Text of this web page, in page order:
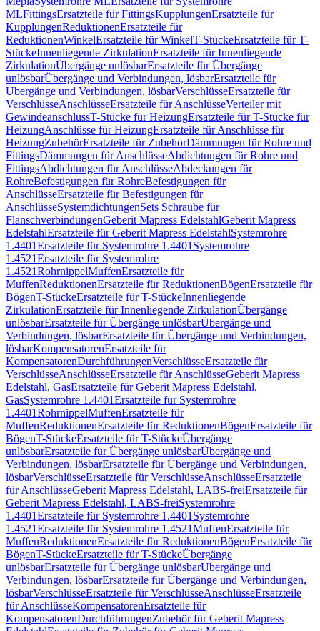
MLFittingsErsatzteile für FittingsKupplungenErsatzteile für
KupplungenReduktionenErsatzteile für
ReduktionenWinkelErsatzteile für WinkelT-StückeErsatzteile für T-
StückeInnenliegende ZirkulationErsatzteile für Innenliegende
ZirkulationÜbergänge unlösbarErsatzteile für Übergänge
unlösbarÜbergänge und Verbindungen, lösbarErsatzteile für
Übergänge und Verbindungen, lösbarVerschlüsseErsatzteile für
VerschlüsseAnschlüsseErsatzteile für AnschlüsseVerteiler mit
GewindeanschlussT-Stücke für HeizungErsatzteile für T-Stücke für
HeizungAnschlüsse für HeizungErsatzteile für Anschlüsse für
HeizungZubehörErsatzteile für ZubehörDämmungen für Rohre und
FittingsDämmungen für AnschlüsseAbdichtungen für Rohre und
FittingsAbdichtungen für AnschlüsseAbdeckungen für
RohreBefestigungen für RohreBefestigungen für
AnschlüsseErsatzteile für Befestigungen für
AnschlüsseSystemdichtungenSets Schraube für
FlanschverbindungenGeberit Mapress EdelstahlGeberit Mapress
EdelstahlErsatzteile für Geberit Mapress EdelstahlSystemrohre
1.4401Ersatzteile für Systemrohre 1.4401 Systemrohre
1.4521Ersatzteile für Systemrohre
1.4521RohrnippelMuffenErsatzteile für
MuffenReduktionenErsatzteile für ReduktionenBögenErsatzteile für
BögenT-StückeErsatzteile für T-StückeInnenliegende
ZirkulationErsatzteile für Innenliegende ZirkulationÜbergänge
unlösbarErsatzteile für Übergänge unlösbarÜbergänge und
Verbindungen, lösbarErsatzteile für Übergänge und Verbindungen,
lösbarKompensatorenErsatzteile für
KompensatorenDurchführungenVerschlüsseErsatzteile für
VerschlüsseAnschlüsseErsatzteile für AnschlüsseGeberit Mapress
Edelstahl, GasErsatzteile für Geberit Mapress Edelstahl,
GasSystemrohre 1.4401Ersatzteile für Systemrohre
1.4401RohrnippelMuffenErsatzteile für
MuffenReduktionenErsatzteile für ReduktionenBögenErsatzteile für
BögenT-StückeErsatzteile für T-StückeÜbergänge
unlösbarErsatzteile für Übergänge unlösbarÜbergänge und
Verbindungen, lösbarErsatzteile für Übergänge und Verbindungen,
lösbarVerschlüsseErsatzteile für VerschlüsseAnschlüsseErsatzteile
für AnschlüsseGeberit Mapress Edelstahl, LABS-freiErsatzteile für
Geberit Mapress Edelstahl, LABS-freiSystemrohre
1.4401Ersatzteile für Systemrohre 1.4401 Systemrohre
1.4521Ersatzteile für Systemrohre 1.4521MuffenErsatzteile für
MuffenReduktionenErsatzteile für ReduktionenBögenErsatzteile für
BögenT-StückeErsatzteile für T-StückeÜbergänge
unlösbarErsatzteile für Übergänge unlösbarÜbergänge und
Verbindungen, lösbarErsatzteile für Übergänge und Verbindungen,
lösbarVerschlüsseErsatzteile für VerschlüsseAnschlüsseErsatzteile
für AnschlüsseKompensatorenErsatzteile für
KompensatorenDurchführungenZubehör für Geberit Mapress